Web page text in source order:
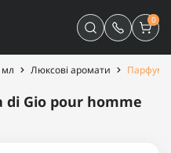
0
Люксові аромати Парфуми
Gio pour homme